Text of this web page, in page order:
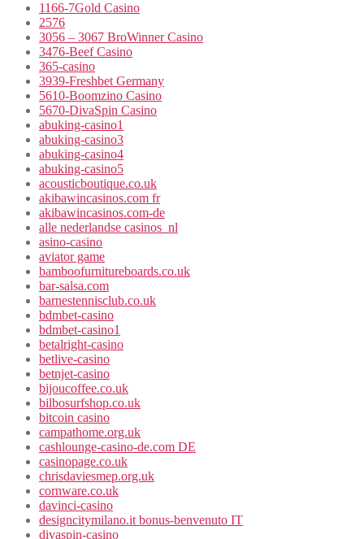
1166-7Gold Casino
2576
3056 – 3067 BroWinner Casino
3476-Beef Casino
365-casino
3939-Freshbet Germany
5610-Boomzino Casino
5670-DivaSpin Casino
abuking-casino1
abuking-casino3
abuking-casino4
abuking-casino5
acousticboutique.co.uk
akibawincasinos.com fr
akibawincasinos.com-de
alle nederlandse casinos_nl
asino-casino
aviator game
bamboofurnitureboards.co.uk
bar-salsa.com
barnestennisclub.co.uk
bdmbet-casino
bdmbet-casino1
betalright-casino
betlive-casino
betnjet-casino
bijoucoffee.co.uk
bilbosurfshop.co.uk
bitcoin casino
campathome.org.uk
cashlounge-casino-de.com DE
casinopage.co.uk
chrisdaviesmep.org.uk
cornware.co.uk
davinci-casino
designcitymilano.it bonus-benvenuto IT
divaspin-casino